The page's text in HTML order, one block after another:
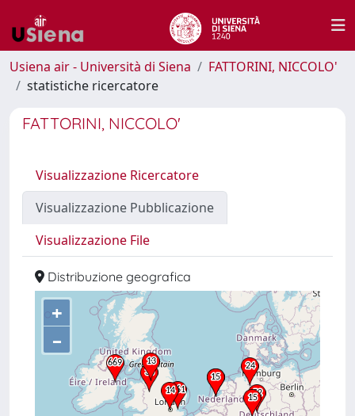
Usiena air - Università di Siena
FATTORINI, NICCOLO'
statistiche ricercatore
FATTORINI, NICCOLO'
Visualizzazione Ricercatore
Visualizzazione Pubblicazione
Visualizzazione File
Distribuzione geografica
+
–